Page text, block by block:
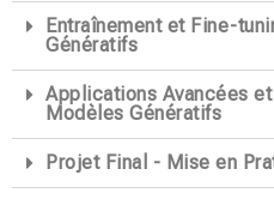
Entraînement et Fine-
Génératifs
Applications Avancées
Modèles Génératifs
Projet Final - Mise en